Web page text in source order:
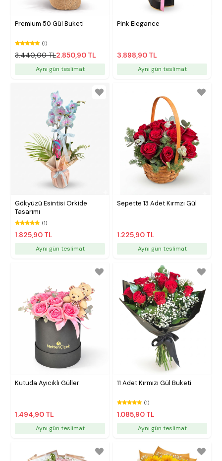
Premium 50 Gül Buketi
(1)
3.440,00 TL2.850,90 TL
Aynı gün teslimat
Pink Elegance
3.898,90 TL
Aynı gün teslimat
Gökyüzü Esintisi Orkide
Tasarımı
(1)
1.825,90 TL
Aynı gün teslimat
Sepette 13 Adet Kırmzı Gül
1.225,90 TL
Aynı gün teslimat
Kutuda Ayıcıklı Güller
1.494,90 TL
Aynı gün teslimat
11 Adet Kırmızı Gül Buketi
(1)
1.085,90 TL
Aynı gün teslimat